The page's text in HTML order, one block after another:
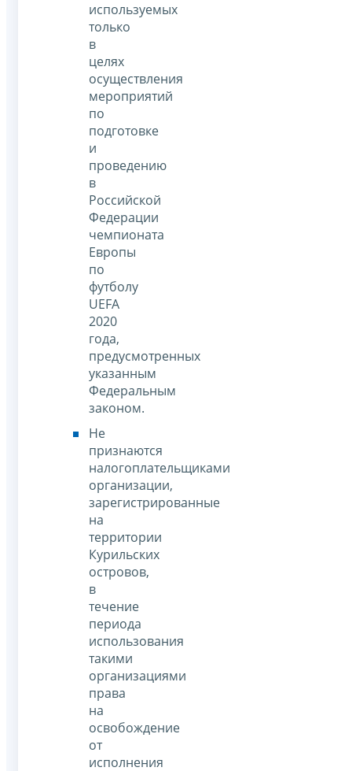
используемых
только
в
целях
осуществления
мероприятий
по
подготовке
и
проведению
в
Российской
Федерации
чемпионата
Европы
по
футболу
UEFA
2020
года,
предусмотренных
указанным
Федеральным
законом.
Не
признаются
налогоплательщиками
организации,
зарегистрированные
на
территории
Курильских
островов,
в
течение
периода
использования
такими
организациями
права
на
освобождение
от
исполнения